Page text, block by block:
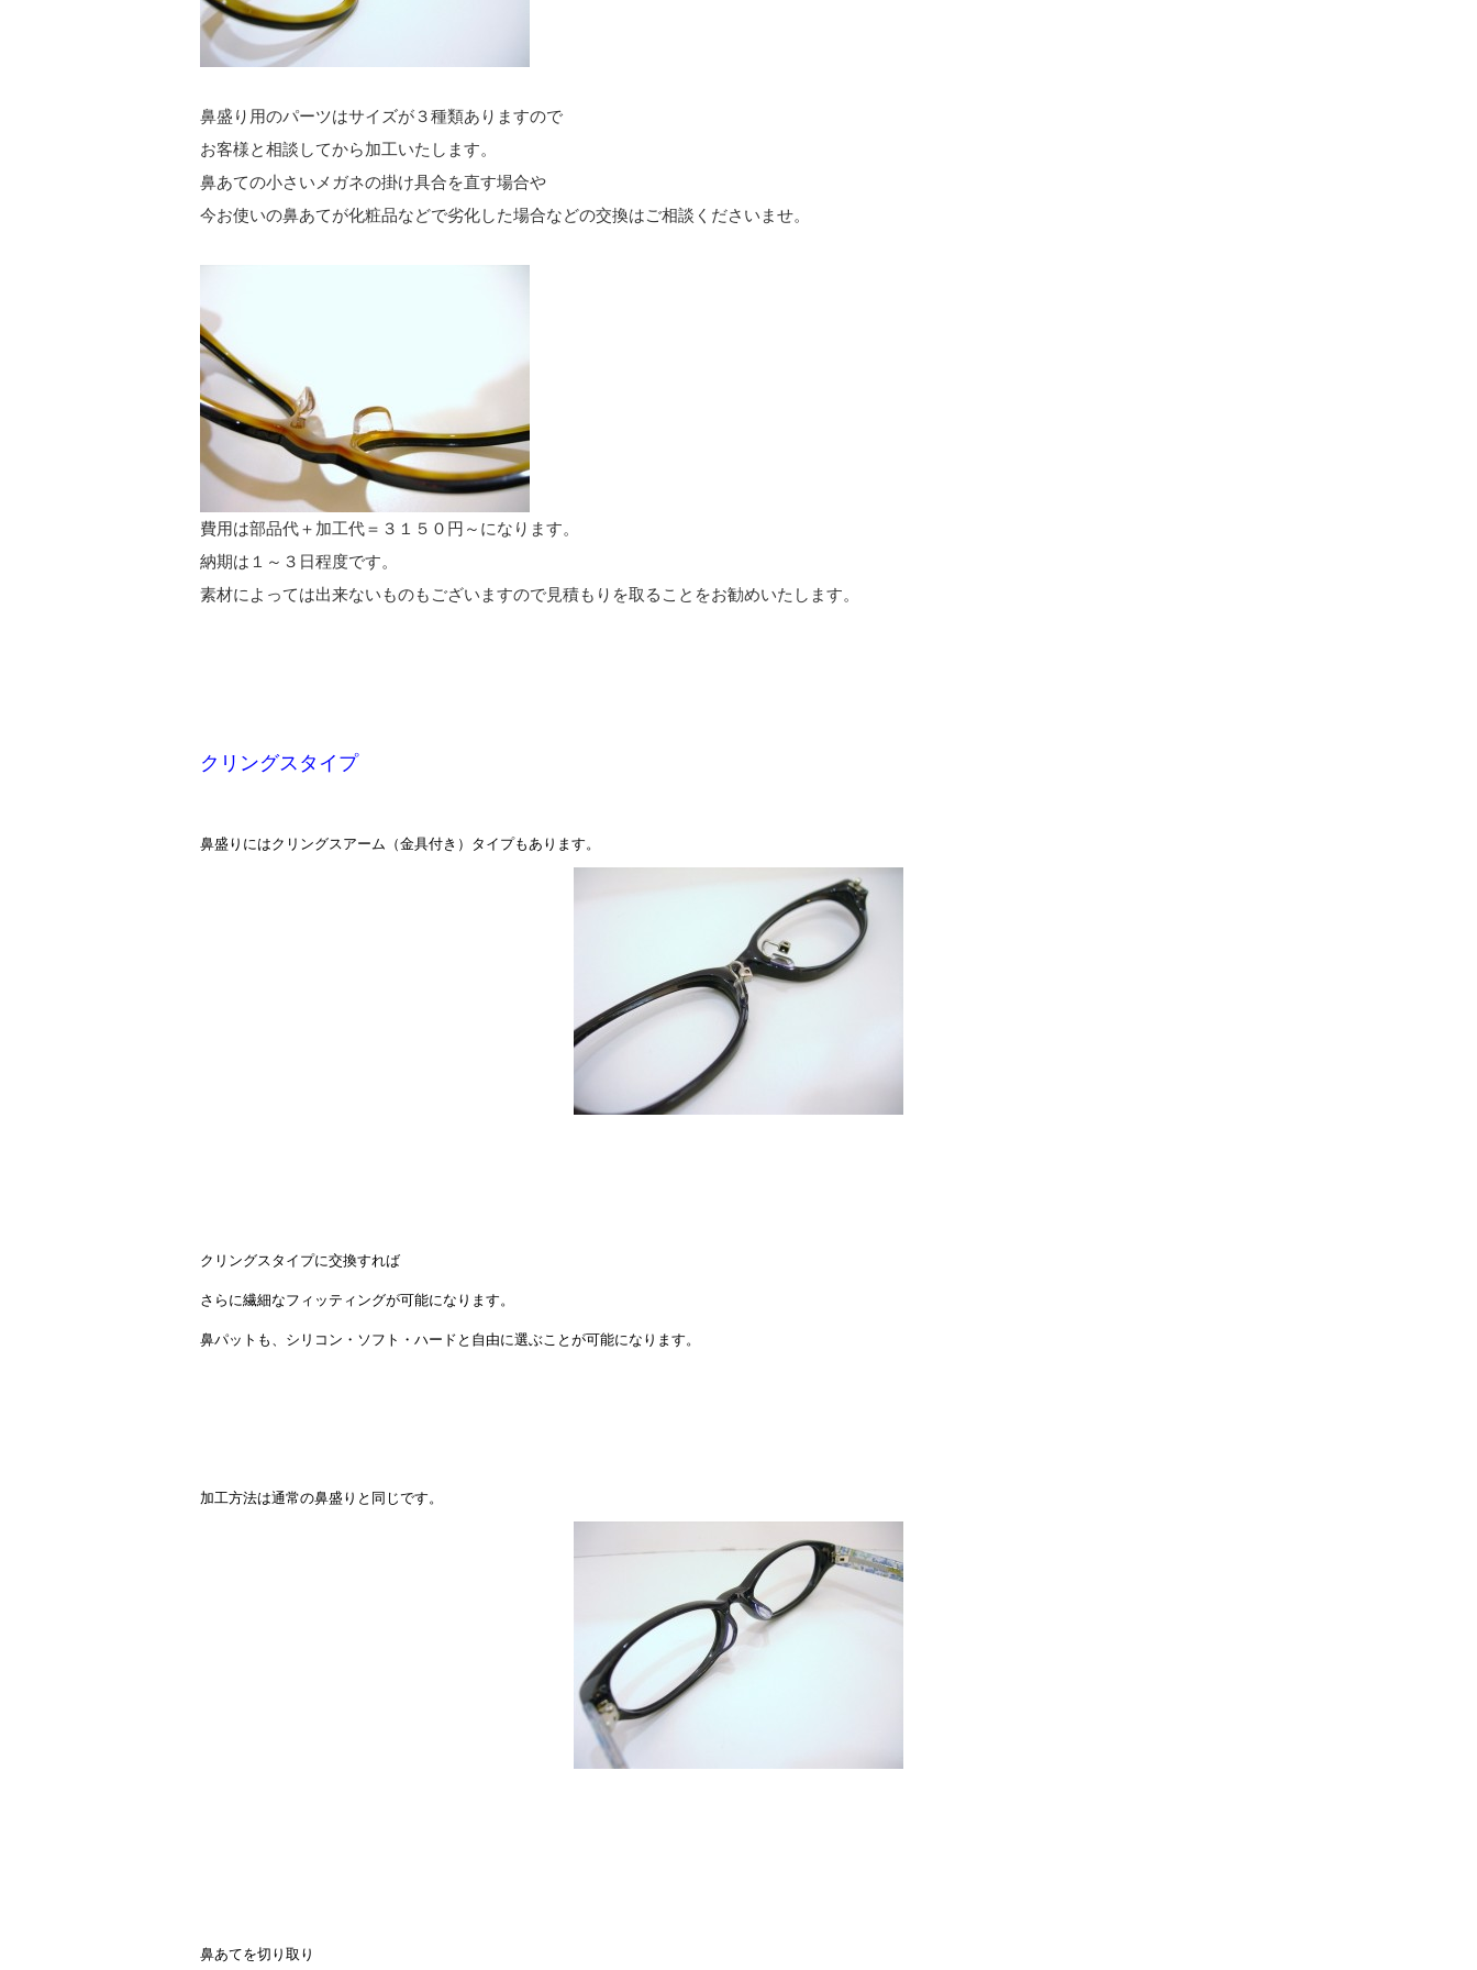
鼻盛り用のパーツはサイズが３種類ありますので
お客様と相談してから加工いたします。
鼻あての小さいメガネの掛け具合を直す場合や
今お使いの鼻あてが化粧品などで劣化した場合などの交換はご相談くださいませ。
費用は部品代＋加工代＝３１５０円～になります。
納期は１～３日程度です。
素材によっては出来ないものもございますので見積もりを取ることをお勧めいたします。
クリングスタイプ
鼻盛りにはクリングスアーム（金具付き）タイプもあります。
クリングスタイプに交換すれば
さらに繊細なフィッティングが可能になります。
鼻パットも、シリコン・ソフト・ハードと自由に選ぶことが可能になります。
加工方法は通常の鼻盛りと同じです。
鼻あてを切り取り